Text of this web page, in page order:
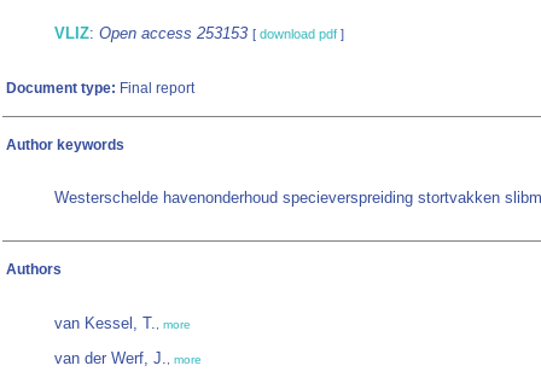
VLIZ: Open access 253153 [ download pdf ]
Document type: Final report
Author keywords
Westerschelde havenonderhoud specieverspreiding stortvakken
Authors
van Kessel, T., more
van der Werf, J., more